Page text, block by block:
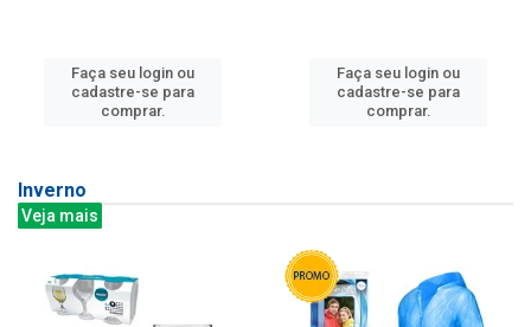
Faça seu login ou
cadastre-se para
comprar.
Faça seu login ou
cadastre-se para
comprar.
Inverno
Veja mais